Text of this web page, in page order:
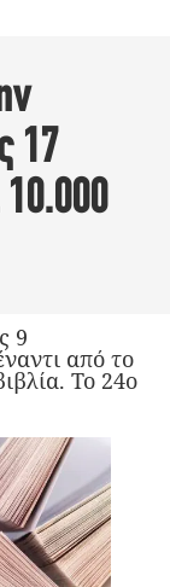
17
10.000
9
από το
Το 24ο